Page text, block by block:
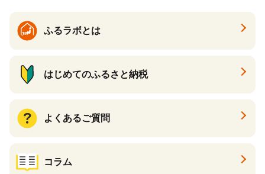
ふるラボとは
はじめてのふるさと納税
よくあるご質問
コラム